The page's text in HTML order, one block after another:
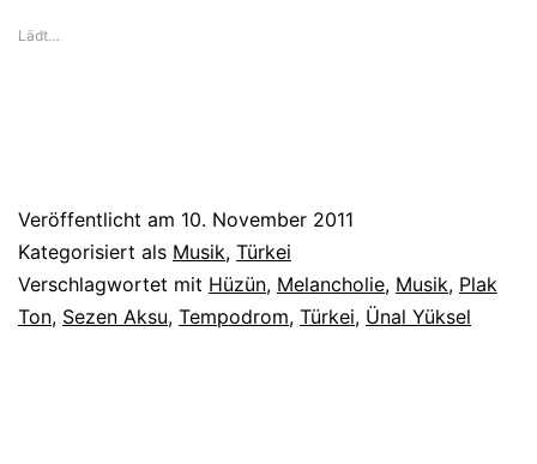
Lädt…
Veröffentlicht am 10. November 2011
Kategorisiert als Musik, Türkei
Verschlagwortet mit Hüzün, Melancholie, Musik, Plak
Ton, Sezen Aksu, Tempodrom, Türkei, Ünal Yüksel